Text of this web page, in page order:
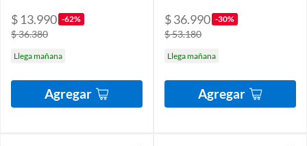
$ 13.990 -62%
$ 36.380
Llega mañana
Agregar
$ 36.990 -30%
$ 53.180
Llega mañana
Agregar